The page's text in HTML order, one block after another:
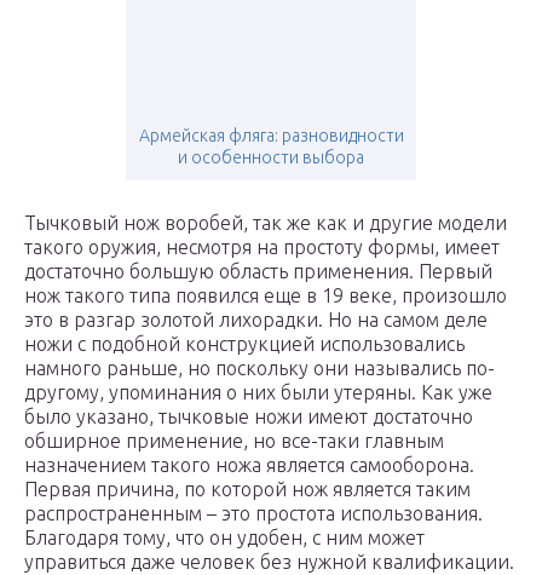
Армейская фляга: разновидности
и особенности выбора
Тычковый нож воробей, так же как и другие модели
такого оружия, несмотря на простоту формы, имеет
достаточно большую область применения. Первый
нож такого типа появился еще в 19 веке, произошло
это в разгар золотой лихорадки. Но на самом деле
ножи с подобной конструкцией использовались
намного раньше, но поскольку они назывались по-
другому, упоминания о них были утеряны. Как уже
было указано, тычковые ножи имеют достаточно
обширное применение, но все-таки главным
назначением такого ножа является самооборона.
Первая причина, по которой нож является таким
распространенным – это простота использования.
Благодаря тому, что он удобен, с ним может
управиться даже человек без нужной квалификации.